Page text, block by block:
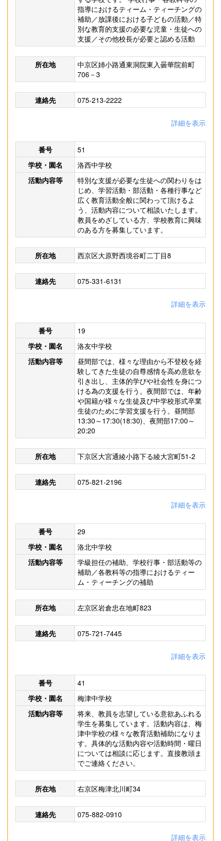
指導におけるティーム・ティーチングの
補助／放課後における子どもの活動／特
別な教育的支援の必要な児童・生徒への
支援／その他校長が必要と認める活動
所在地
中京区姉小路通東洞院東入曇華院前町
706－3
連絡先 075-213-2222
詳細を表示
番号
51
学校・園名
洛西中学校
活動内容等
特別な支援が必要な生徒への関わりをは
じめ、学習活動・部活動・各種行事など
広く教育活動全般に関わって頂けるよ
う、活動内容について相談いたします。
教員をめざしている方、学校教育に興味
のある方を募集しています。
所在地 西京区大原野西境谷町二丁目8
連絡先 075-331-6131
詳細を表示
番号
19
学校・園名
洛友中学校
活動内容等
昼間部では、様々な理由から不登校を経
験してきた生徒の自尊感情を高め意欲を
引き出し、主体的学びや社会性を身につ
ける為の支援を行う。夜間部では、年齢
や国籍が様々な生徒及び中学校形式卒業
生徒のために学習支援を行う。昼間部
13:30～17:30(18:30)、夜間部17:00～
20:20
所在地 下京区大宮通綾小路下る綾大宮町51-2
連絡先 075-821-2196
詳細を表示
番号
29
学校・園名
洛北中学校
活動内容等
学級担任の補助、学校行事・部活動等の
補助／各教科等の指導におけるティー
ム・ティーチングの補助
所在地 左京区岩倉忠在地町823
連絡先 075-721-7445
詳細を表示
番号
41
学校・園名
梅津中学校
活動内容等
将来、教員を志望している意欲あふれる
学生を募集しています。活動内容は、梅
津中学校の様々な教育活動補助になりま
す。具体的な活動内容や活動時間・曜日
については相談に応じます。直接教頭ま
でご連絡ください。
所在地 右京区梅津北川町34
連絡先 075-882-0910
詳細を表示